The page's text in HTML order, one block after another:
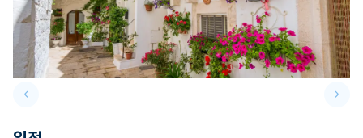
keyboard_arrow_leftPrevious slide keyboard_arrow_right